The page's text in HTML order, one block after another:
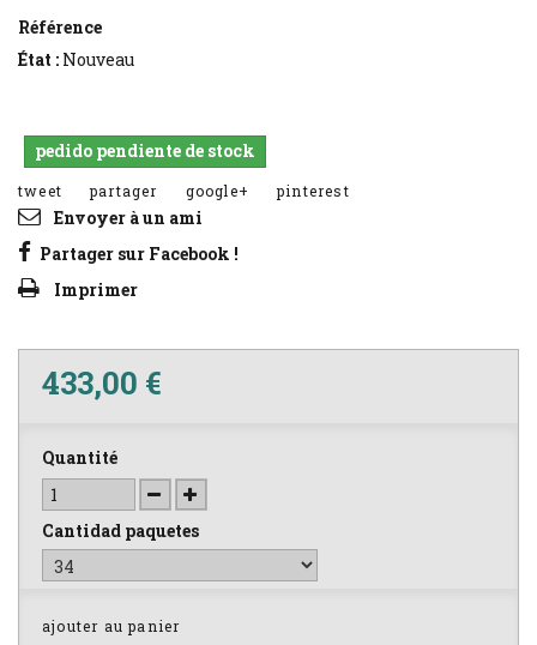
Référence
État : Nouveau
pedido pendiente de stock
tweet partager google+ pinterest
Envoyer à un ami
Partager sur Facebook !
Imprimer
433,00 €
Quantité
Cantidad paquetes
ajouter au panier